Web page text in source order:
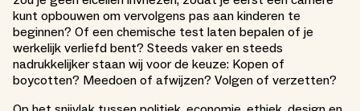
kunt opbouwen om vervolgens pas aan kinderen te
beginnen? Of een chemische test laten bepalen of je
werkelijk verliefd bent? Steeds vaker en steeds
nadrukkelijker staan wij voor de keuze: Kopen of
boycotten? Meedoen of afwijzen? Volgen of verzetten?